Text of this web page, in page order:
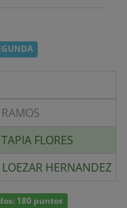
FLORES
HERNANDEZ
180 puntos